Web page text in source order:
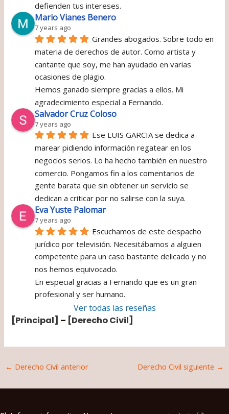
defienden tus intereses.
Mario Vianes Benero
7 years ago
Grandes abogados. Sobre todo en
materia de derechos de autor. Como artista y
cantante que soy, me han ayudado en varias
ocasiones de plagio.
Hemos ganado siempre gracias a ellos. Mi
agradecimiento especial a Fernando.
Salvador Cruz Coloso
7 years ago
Ese LUIS GARCIA se dedica a
marear pidiendo información regatear en los
negocios serios. Lo ha hecho también en nuestro
comercio. Pongamos fin a los comentarios de
gente barata que sin obtener un servicio se
dedican a criticar por no salirse con la suya.
Eva Yuste Palomar
7 years ago
Escuchamos de este despacho
jurídico por televisión. Necesitábamos a alguien
competente para un caso bastante delicado y no
nos hemos equivocado.
En especial gracias a Fernando que es un gran
profesional y ser humano.
Ver todas las reseñas
[Principal] – [Derecho Civil]
Navegación
entradas
← Derecho Civil anterior Derecho Civil siguiente →